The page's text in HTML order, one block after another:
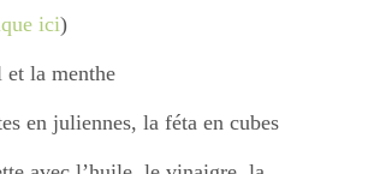
Spéciales
cupcake
ici)
la menthe
en juliennes, la féta en cubes